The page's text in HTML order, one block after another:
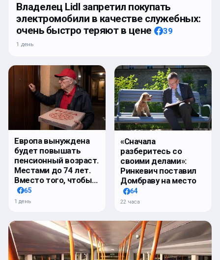
Владелец Lidl запретил покупать
электромобили в качестве служебных:
очень быстро теряют в цене
39
1 день
Европа вынуждена
будет повышать
пенсионный возраст.
Местами до 74 лет.
Вместо того, чтобы…
65
1 день
«Сначала
разберитесь со
своими делами»:
Ринкевич поставил
Домбраву на место
64
22 часа